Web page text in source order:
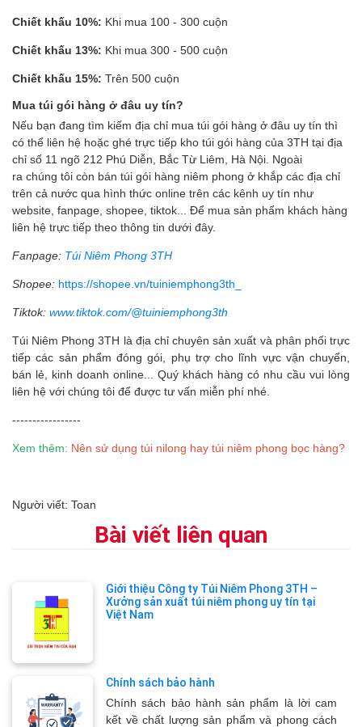
Chiết khấu 10%: Khi mua 100 - 300 cuộn
Chiết khấu 13%: Khi mua 300 - 500 cuộn
Chiết khấu 15%: Trên 500 cuộn
Mua túi gói hàng ở đâu uy tín?
Nếu bạn đang tìm kiếm địa chỉ mua túi gói hàng ở đâu uy tín thì
có thể liên hệ hoặc ghé trực tiếp kho túi gói hàng của 3TH tại địa
chỉ số 11 ngõ 212 Phú Diễn, Bắc Từ Liêm, Hà Nội. Ngoài
ra chúng tôi còn bán túi gói hàng niêm phong ở khắp các địa chỉ
trên cả nước qua hình thức online trên các kênh uy tín như
website, fanpage, shopee, tiktok... Để mua sản phẩm khách hàng
liên hệ trực tiếp theo thông tin dưới đây.
Fanpage: Túi Niêm Phong 3TH
Shopee: https://shopee.vn/tuiniemphong3th_
Tiktok: www.tiktok.com/@tuiniemphong3th
Túi Niêm Phong 3TH là địa chỉ chuyên sản xuất và phân phối trực
tiếp các sản phẩm đóng gói, phụ trợ cho lĩnh vực vận chuyển,
bán lẻ, kinh doanh online... Quý khách hàng có nhu cầu vui lòng
liên hệ với chúng tôi để được tư vấn miễn phí nhé.
-----------------
Xem thêm: Nên sử dụng túi nilong hay túi niêm phong bọc hàng?
Người viết: Toan
Bài viết liên quan
Giới thiệu Công ty Túi Niêm Phong 3TH –
Xưởng sản xuất túi niêm phong uy tín tại
Việt Nam
Chính sách bảo hành
Chính sách bảo hành sản phẩm là lời cam
kết về chất lượng sản phẩm và phong cách